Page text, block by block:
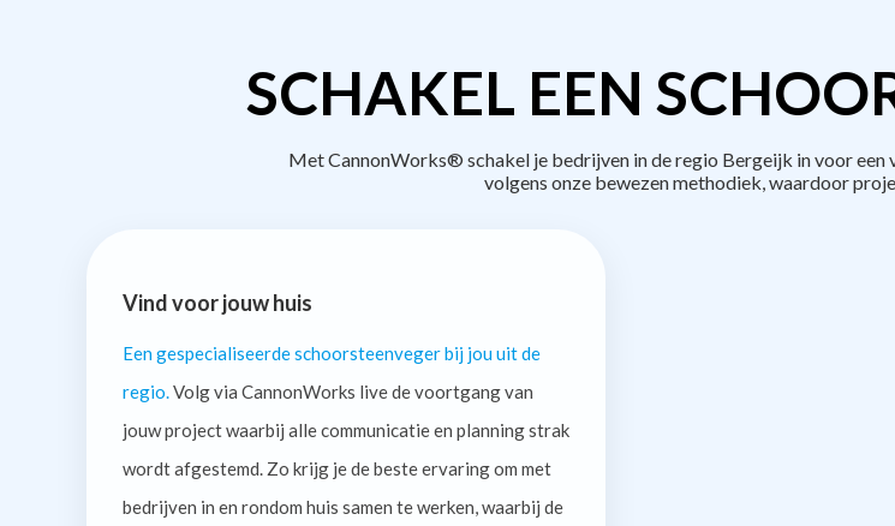
SCHAKEL EEN
Met CannonWorks® schakel je bedrijven in de regio Bergeijk in voor
volgens onze bewezen methodiek, waardoor
Vind voor jouw huis
Een gespecialiseerde schoorsteenveger bij jou uit de
regio. Volg via CannonWorks live de voortgang van
jouw project waarbij alle communicatie en planning strak
wordt afgestemd. Zo krijg je de beste ervaring om met
bedrijven in en rondom huis samen te werken, waarbij de